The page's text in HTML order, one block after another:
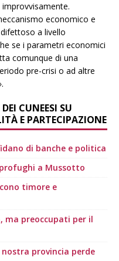
economico e
a livello
se i parametri economici
comunque di una
pre-crisi o ad altre
CUNEESI SU
E PARTECIPAZIONE
di banche e politica
profughi a Mussotto
timore e
ma preoccupati per il
provincia perde